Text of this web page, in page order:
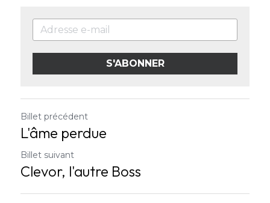
S'ABONNER
Billet précédent
L'âme perdue
Billet suivant
Clevor, l'autre Boss